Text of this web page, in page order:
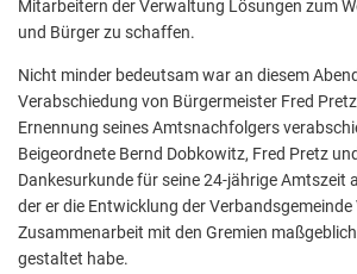
Mitarbeitern der Verwaltung Lösungen zum
und Bürger zu schaffen.
Nicht minder bedeutsam war an diesem
Verabschiedung von Bürgermeister Fred
Ernennung seines Amtsnachfolgers
Beigeordnete Bernd Dobkowitz, Fred Pretz
Dankesurkunde für seine 24-jährige Amtszeit
der er die Entwicklung der Verbandsgemeinde
Zusammenarbeit mit den Gremien
gestaltet habe.